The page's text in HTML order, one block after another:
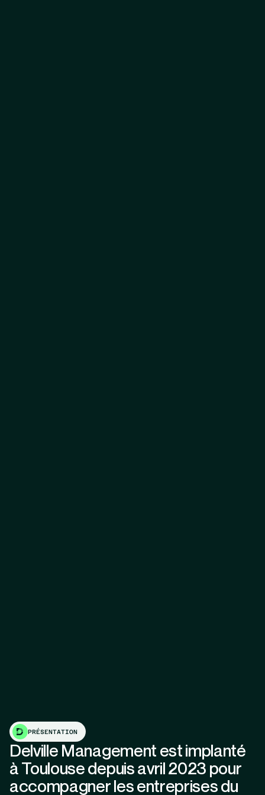
PRÉSENTATION
Delville Management est implanté
à Toulouse depuis avril 2023 pour
accompagner les entreprises du